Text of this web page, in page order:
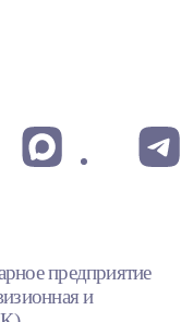
предприятие
и